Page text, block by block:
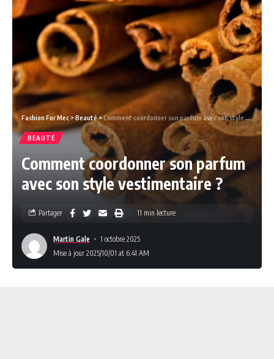
Fashion For Mec >Beauté>Comment coordonner son parfum avec son style vestimentaire ?
BEAUTÉ
Comment coordonner son parfum
avec son style vestimentaire ?
Martin Gale
1 octobre 2025
Mise à jour 2025/10/01 at 6:41 AM
Partager 11 min lecture